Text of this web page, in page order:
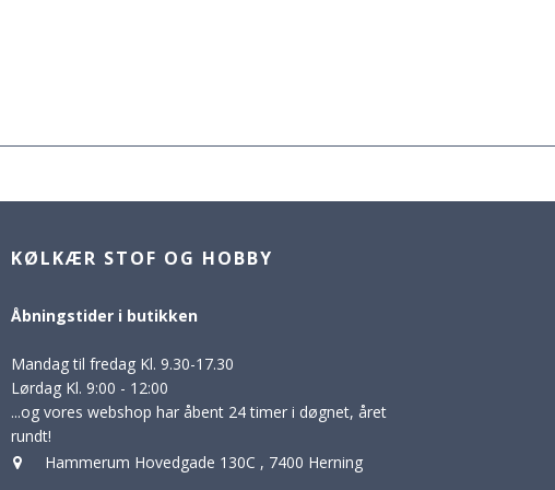
KØLKÆR STOF OG HOBBY
Åbningstider i butikken
Mandag til fredag Kl. 9.30-17.30
Lørdag Kl. 9:00 - 12:00
...og vores webshop har åbent 24 timer i døgnet, året
rundt!
Hammerum Hovedgade 130C , 7400 Herning